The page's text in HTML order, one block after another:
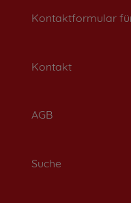
Kontaktformular
Kontakt
AGB
Suche